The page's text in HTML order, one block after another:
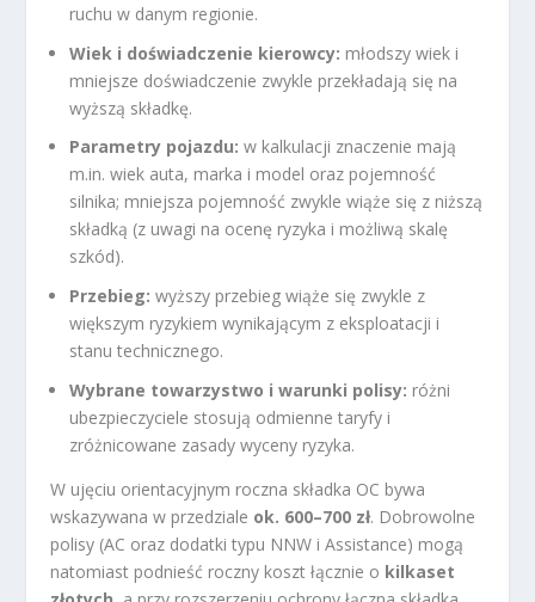
ruchu w danym regionie.
Wiek i doświadczenie kierowcy: młodszy wiek i
mniejsze doświadczenie zwykle przekładają się na
wyższą składkę.
Parametry pojazdu: w kalkulacji znaczenie mają
m.in. wiek auta, marka i model oraz pojemność
silnika; mniejsza pojemność zwykle wiąże się z niższą
składką (z uwagi na ocenę ryzyka i możliwą skalę
szkód).
Przebieg: wyższy przebieg wiąże się zwykle z
większym ryzykiem wynikającym z eksploatacji i
stanu technicznego.
Wybrane towarzystwo i warunki polisy: różni
ubezpieczyciele stosują odmienne taryfy i
zróżnicowane zasady wyceny ryzyka.
W ujęciu orientacyjnym roczna składka OC bywa
wskazywana w przedziale ok. 600–700 zł. Dobrowolne
polisy (AC oraz dodatki typu NNW i Assistance) mogą
natomiast podnieść roczny koszt łącznie o kilkaset